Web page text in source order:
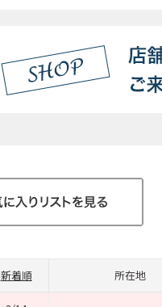
新着順
所在地